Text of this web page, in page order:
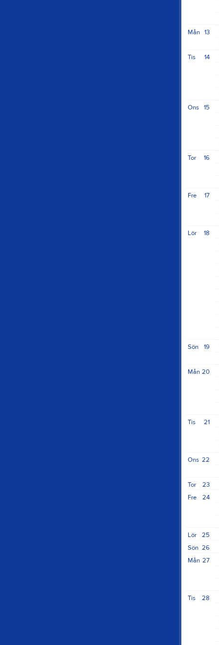
13
Mån
14
Tis
15
Ons
16
Tor
17
Fre
18
Lör
19
Sön
20
Mån
21
Tis
22
Ons
23
Tor
24
Fre
25
Lör
26
Sön
27
Mån
28
Tis